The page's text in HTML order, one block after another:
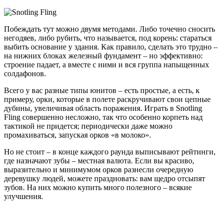
Побеждать тут можно двумя методами. Либо точечно сносить
негодяев, либо рубить, что называется, под корень: стараться
выбить основание у здания. Как правило, сделать это трудно –
на нижних блоках железный фундамент – но эффективно:
строение падает, а вместе с ними и вся группа напыщенных
солдафонов.
Всего у вас разные типы юнитов – есть простые, а есть, к
примеру, орки, которые в полете раскручивают свои цепные
дубины, увеличивая область поражения. Играть в Snotling
Fling совершенно несложно, так что особенно корпеть над
тактикой не придется; периодически даже можно
промахиваться, запуская орков «в молоко».
Но не стоит – в конце каждого раунда выписывают рейтинги,
где назначают зубы – местная валюта. Если вы красиво,
выразительно и минимумом орков разнесли очередную
деревушку людей, можете праздновать: вам щедро отсыпят
зубов. На них можно купить много полезного – всякие
улучшения.